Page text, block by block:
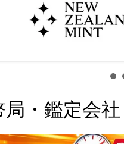
局・鑑定会